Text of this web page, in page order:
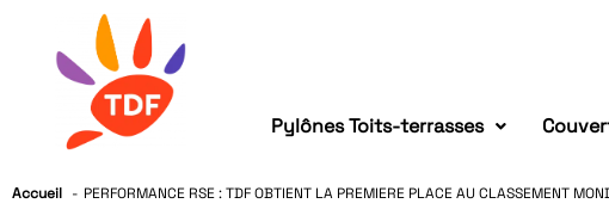
Pylônes Toits-terrasses
Accueil PERFORMANCE RSE : TDF OBTIENT LA PREMIERE PLACE AU CLASSEMENT